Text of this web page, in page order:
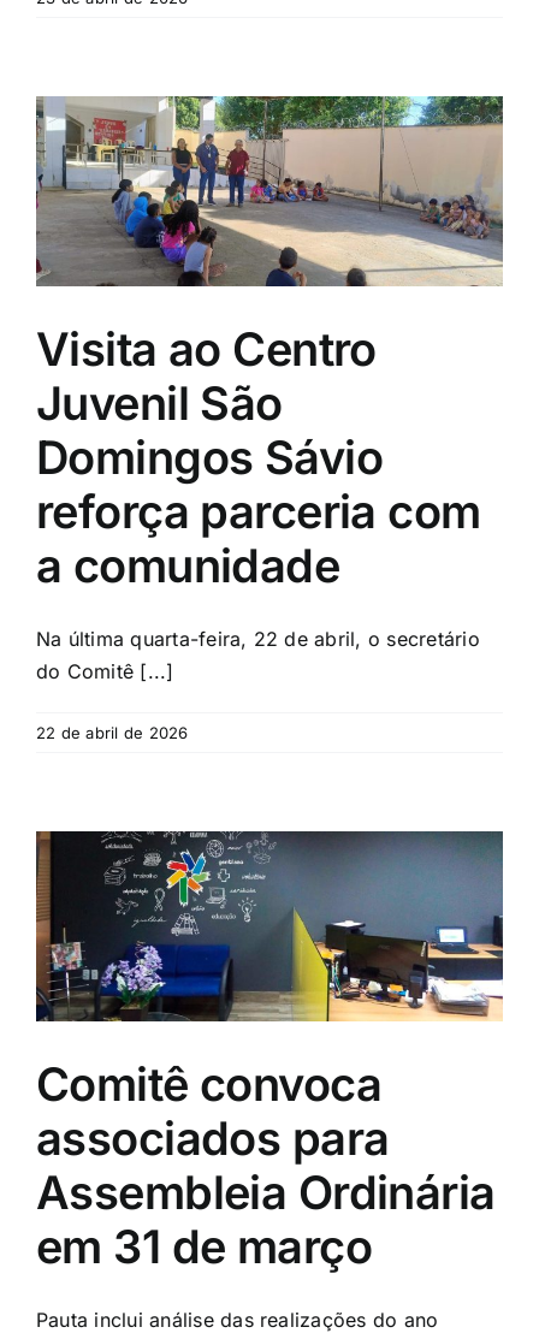
Visita ao Centro
Juvenil São
Domingos Sávio
reforça parceria com
a comunidade
Na última quarta-feira, 22 de abril, o secretário
do Comitê [...]
22 de abril de 2026
Comitê convoca
associados para
Assembleia Ordinária
em 31 de março
Pauta inclui análise das realizações do ano